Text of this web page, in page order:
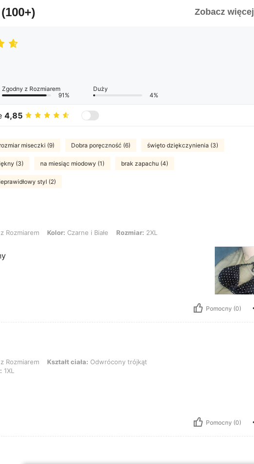
(100+) Zobacz więcej
Zgodny z Rozmiarem
91%
Duży
4%
4,85
miseczki (9) Dobra poręczność (6) święto dziękczynienia (3)
(3) na miesiąc miodowy (1) brak zapachu (4)
styl (2)
Kolor: Czarne i Białe, Rozmiar: 2XL
Rozmiarem Kolor: Czarne i Białe Rozmiar: 2XL
Pomocny (0)
Kształt ciała: Odwrócony trójkąt, Kolor: Czarne i Białe, Rozmiar: 1XL
Rozmiarem Kształt ciała: Odwrócony trójkąt
1XL
Pomocny (0)